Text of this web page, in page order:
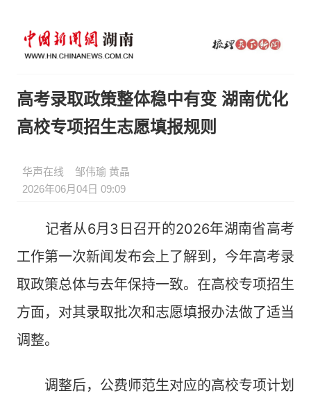
高考录取政策整体稳中有变 湖南优化
高校专项招生志愿填报规则
华声在线
邹伟瑜 黄晶
2026年06月04日 09:09
记者从6月3日召开的2026年湖南省高考
工作第一次新闻发布会上了解到，今年高考录
取政策总体与去年保持一致。在高校专项招生
方面，对其录取批次和志愿填报办法做了适当
调整。
调整后，公费师范生对应的高校专项计划